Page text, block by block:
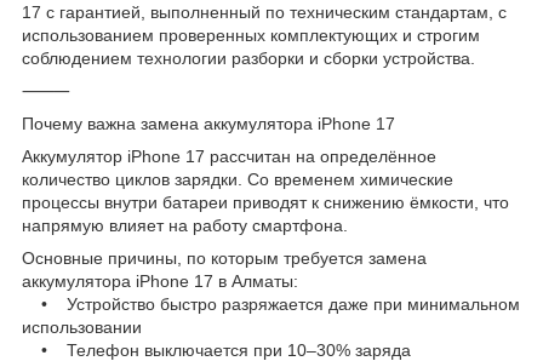
17 с гарантией, выполненный по техническим стандартам, с
использованием проверенных комплектующих и строгим
соблюдением технологии разборки и сборки устройства.
⸻
Почему важна замена аккумулятора iPhone 17
Аккумулятор iPhone 17 рассчитан на определённое
количество циклов зарядки. Со временем химические
процессы внутри батареи приводят к снижению ёмкости, что
напрямую влияет на работу смартфона.
Основные причины, по которым требуется замена
аккумулятора iPhone 17 в Алматы:
• Устройство быстро разряжается даже при минимальном
использовании
• Телефон выключается при 10–30% заряда